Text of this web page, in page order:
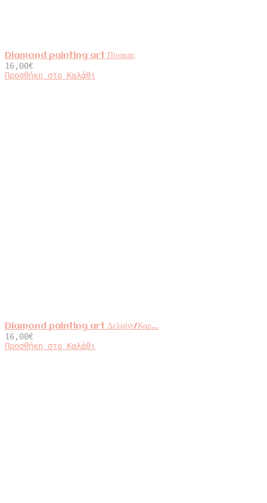
Diamond painting art Πίνακας
16,00€
Προσθήκη στο Καλάθι
Diamond painting art Δελφίνι/Καρ...
16,00€
Προσθήκη στο Καλάθι